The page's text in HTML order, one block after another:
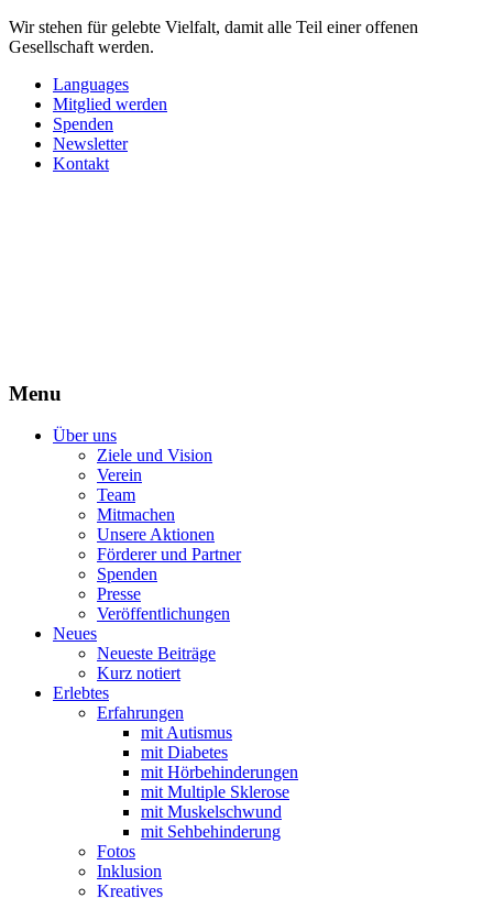
Wir stehen für gelebte Vielfalt, damit alle Teil einer offenen
Gesellschaft werden.
Languages
Mitglied werden
Spenden
Newsletter
Kontakt
Menu
Über uns
Ziele und Vision
Verein
Team
Mitmachen
Unsere Aktionen
Förderer und Partner
Spenden
Presse
Veröffentlichungen
Neues
Neueste Beiträge
Kurz notiert
Erlebtes
Erfahrungen
mit Autismus
mit Diabetes
mit Hörbehinderungen
mit Multiple Sklerose
mit Muskelschwund
mit Sehbehinderung
Fotos
Inklusion
Kreatives